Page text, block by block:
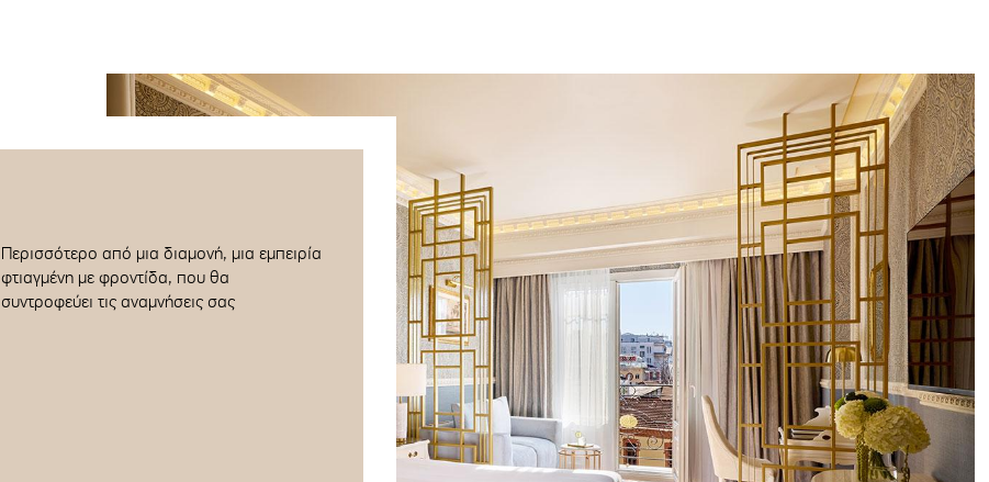
Περισσότερο από μια διαμονή, μια εμπειρία
φτιαγμένη με φροντίδα, που θα
συντροφεύει τις αναμνήσεις σας